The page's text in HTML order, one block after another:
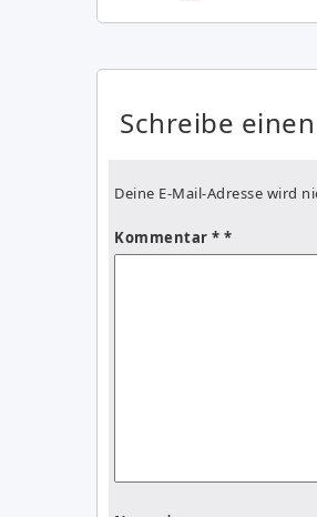
Schreibe
Deine E-Mail-Adresse wird
Kommentar *